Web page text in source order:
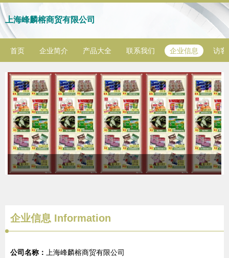
上海峰麟榕商贸有限公司
首页 企业简介 产品大全 联系我们 企业信息 访客
企业信息 Information
公司名称：
上海峰麟榕商贸有限公司